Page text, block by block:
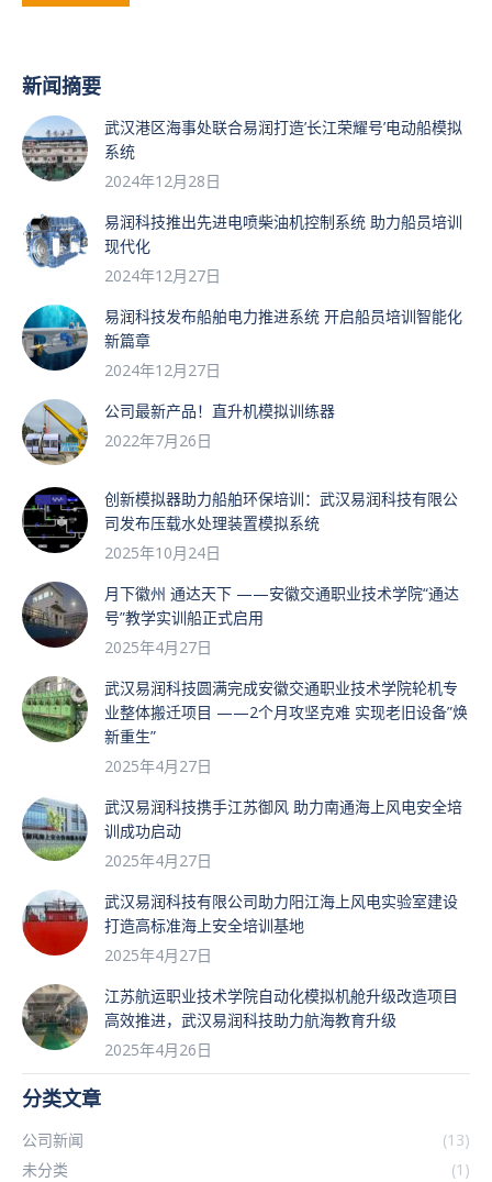
新闻摘要
武汉港区海事处联合易润打造’长江荣耀号’电动船模拟
系统
2024年12月28日
易润科技推出先进电喷柴油机控制系统 助力船员培训
现代化
2024年12月27日
易润科技发布船舶电力推进系统 开启船员培训智能化
新篇章
2024年12月27日
公司最新产品！直升机模拟训练器
2022年7月26日
创新模拟器助力船舶环保培训：武汉易润科技有限公
司发布压载水处理装置模拟系统
2025年10月24日
月下徽州 通达天下 ——安徽交通职业技术学院“通达
号”教学实训船正式启用
2025年4月27日
武汉易润科技圆满完成安徽交通职业技术学院轮机专
业整体搬迁项目 ——2个月攻坚克难 实现老旧设备”焕
新重生”
2025年4月27日
武汉易润科技携手江苏御风 助力南通海上风电安全培
训成功启动
2025年4月27日
武汉易润科技有限公司助力阳江海上风电实验室建设
打造高标准海上安全培训基地
2025年4月27日
江苏航运职业技术学院自动化模拟机舱升级改造项目
高效推进，武汉易润科技助力航海教育升级
2025年4月26日
分类文章
公司新闻
(13)
未分类
(1)